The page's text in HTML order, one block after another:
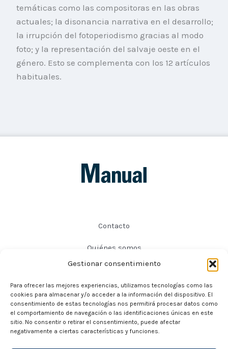
Gestionar consentimiento
Para ofrecer las mejores experiencias, utilizamos tecnologías como las
cookies para almacenar y/o acceder a la información del dispositivo. El
consentimiento de estas tecnologías nos permitirá procesar datos como
el comportamiento de navegación o las identificaciones únicas en este
sitio. No consentir o retirar el consentimiento, puede afectar
negativamente a ciertas características y funciones.
temáticas como las compositoras en las obras
actuales; la disonancia narrativa en el desarrollo;
la irrupción del fotoperiodismo gracias al modo
foto; y la representación del salvaje oeste en el
género. Esto se complementa con los 12 artículos
habituales.
Contacto
Quiénes somos
Política de privacidad
Política de cookies